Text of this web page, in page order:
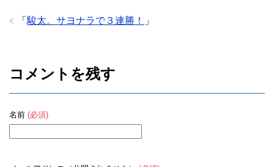
「 駿太。サヨナラで３連勝！ 」
コメントを残す
名前 (必須)